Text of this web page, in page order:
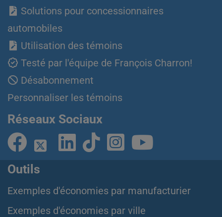
Solutions pour concessionnaires
automobiles
Utilisation des témoins
Testé par l'équipe de François Charron!
Désabonnement
Personnaliser les témoins
Réseaux Sociaux
Outils
Exemples d'économies par manufacturier
Exemples d'économies par ville